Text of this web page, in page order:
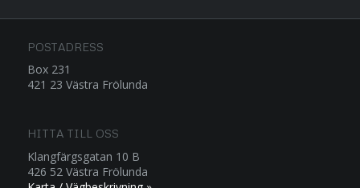
POSTADRESS
Box 231
421 23 Västra Frölunda
HITTA TILL OSS
Klangfärgsgatan 10 B
426 52 Västra Frölunda